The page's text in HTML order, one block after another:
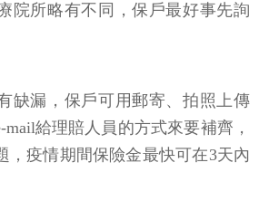
院所略有不同，保戶最好事先詢
缺漏，保戶可用郵寄、拍照上傳
給理賠人員的方式來要補齊，
，疫情期間保險金最快可在3天內